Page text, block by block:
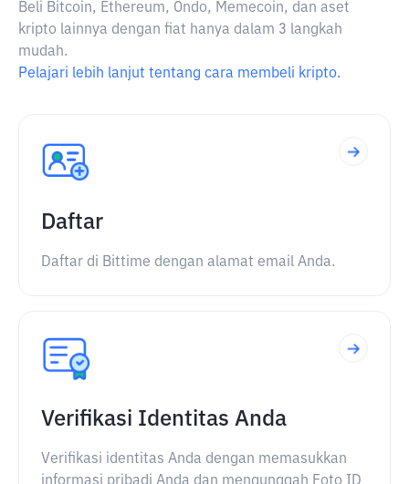
Beli Bitcoin, Ethereum, Ondo, Memecoin, dan aset
kripto lainnya dengan fiat hanya dalam 3 langkah
mudah.
Pelajari lebih lanjut tentang cara membeli kripto.
Daftar
Daftar di Bittime dengan alamat email Anda.
Verifikasi Identitas Anda
Verifikasi identitas Anda dengan memasukkan